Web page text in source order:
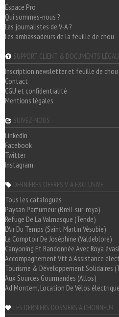
Espace Pro
Qui sommes-nous ?
Les journalistes de V-A ?
Les ambassadeurs de la feuille de chou
SUPPORT CLIENT & DOCUMENTS
Inscription newsletter et feuille de chou
Contact
CGU et confidentialité
Mentions légales
SUIVEZ-NOUS
LinkedIn
Facebook
Twitter
Instagram
DERNIÈRES OFFRES V-A EXCLUSIVE
Tous les catalogues
Paysan Parfumeur (Breil-sur-roya)
Refuge De La Valmasque (Tende)
L'Air Du Temps (Saint Martin Vésubie)
Le Comptoir De Joséphine (Valdeblore)
Canyoning Et Randonnée Avec Roya
Accompagnement Vtt à Assistance
Tourisme & Développement Solidaires
Aux Sources Gourmandes (Allos)
Ad Montem, Location De Vélos
LES DERNIERS DOSSIERS A L'HONNEUR